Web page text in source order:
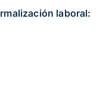
laboral: